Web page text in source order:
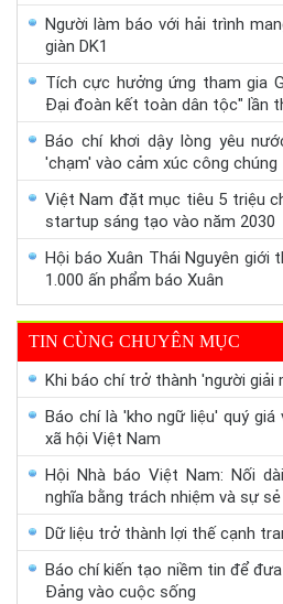
Người làm báo với hải trình
giàn DK1
Tích cực hưởng ứng tham gia
Đại đoàn kết toàn dân tộc" lần
Báo chí khơi dậy lòng yêu
'chạm' vào cảm xúc công chúng
Việt Nam đặt mục tiêu 5 triệu
startup sáng tạo vào năm 2030
Hội báo Xuân Thái Nguyên giới
1.000 ấn phẩm báo Xuân
TIN CÙNG CHUYÊN MỤC
Khi báo chí trở thành 'người giải
Báo chí là 'kho ngữ liệu' quý
xã hội Việt Nam
Hội Nhà báo Việt Nam: Nối
nghĩa bằng trách nhiệm và sự
Dữ liệu trở thành lợi thế cạnh
Báo chí kiến tạo niềm tin để
Đảng vào cuộc sống